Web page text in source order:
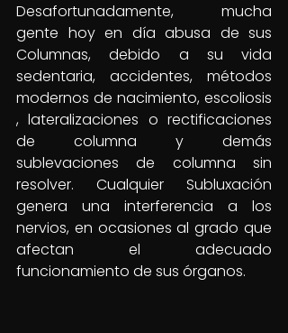
Desafortunadamente, mucha
gente hoy en día abusa de sus
Columnas, debido a su vida
sedentaria, accidentes, métodos
modernos de nacimiento, escoliosis
, lateralizaciones o rectificaciones
de columna y demás
sublevaciones de columna sin
resolver. Cualquier Subluxación
genera una interferencia a los
nervios, en ocasiones al grado que
afectan el adecuado
funcionamiento de sus órganos.